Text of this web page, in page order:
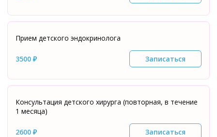
Прием детского эндокринолога
3500 ₽ Записаться
Консультация детского хирурга (повторная, в течение
1 месяца)
2600 ₽ Записаться